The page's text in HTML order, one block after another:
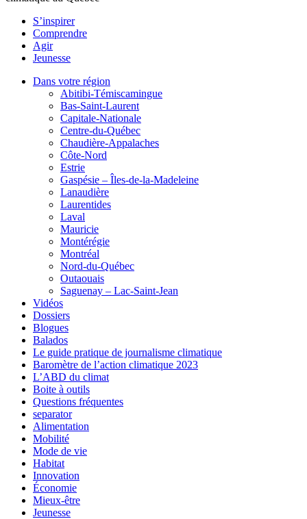
S’inspirer
Comprendre
Agir
Jeunesse
Dans votre région
Abitibi-Témiscamingue
Bas-Saint-Laurent
Capitale-Nationale
Centre-du-Québec
Chaudière-Appalaches
Côte-Nord
Estrie
Gaspésie – Îles-de-la-Madeleine
Lanaudière
Laurentides
Laval
Mauricie
Montérégie
Montréal
Nord-du-Québec
Outaouais
Saguenay – Lac-Saint-Jean
Vidéos
Dossiers
Blogues
Balados
Le guide pratique de journalisme climatique
Baromètre de l’action climatique 2023
L’ABD du climat
Boite à outils
Questions fréquentes
separator
Alimentation
Mobilité
Mode de vie
Habitat
Innovation
Économie
Mieux-être
Jeunesse